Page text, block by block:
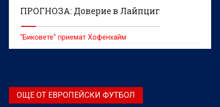
ПРОГНОЗА: Доверие в Лайпциг
"Биковете" приемат Хофенхайм
ОЩЕ ОТ ЕВРОПЕЙСКИ ФУТБОЛ